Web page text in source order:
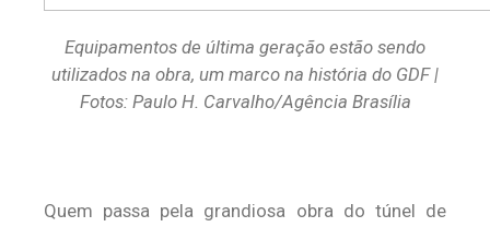
Equipamentos de última geração estão sendo
utilizados na obra, um marco na história do GDF |
Fotos: Paulo H. Carvalho/Agência Brasília
Quem passa pela grandiosa obra do túnel de